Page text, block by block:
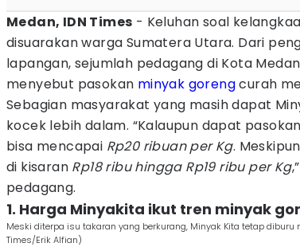
Medan, IDN Times - Keluhan soal
disuarakan warga Sumatera Utara. Dari
lapangan, sejumlah pedagang di Kota
menyebut pasokan minyak gorengcurah
Sebagian masyarakat yang masih dapat
kocek lebih dalam. “Kalaupun dapat
bisa mencapai Rp20 ribuan per Kg.
di kisaran Rp18 ribu hingga Rp19 ribu per Kg
pedagang.
1. Harga Minyakita ikut tren minyak
Meski diterpa isu takaran yang berkurang, Minyak Kita tetap diburu
Times/Erik Alfian)